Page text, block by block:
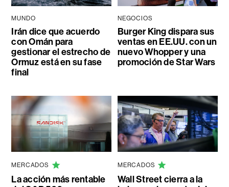
MUNDO
Irán dice que acuerdo
con Omán para
gestionar el estrecho de
Ormuz está en su fase
final
NEGOCIOS
Burger King dispara sus
ventas en EE.UU. con un
nuevo Whopper y una
promoción de Star Wars
MERCADOS
La acción más rentable
MERCADOS
Wall Street cierra a la